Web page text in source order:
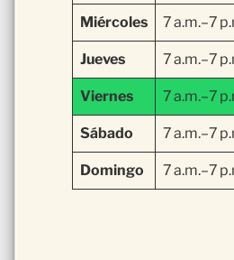
Miércoles 7 a.m.–7
Jueves 7 a.m.–7
Viernes 7 a.m.–7
Sábado 7 a.m.–7
Domingo 7 a.m.–7